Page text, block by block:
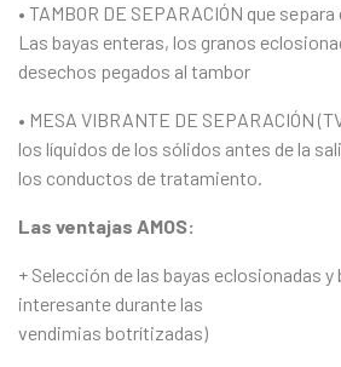
• TAMBOR DE SEPARACIÓN que
Las bayas enteras, los granos
desechos pegados al tambor
• MESA VIBRANTE DE SEPARACIÓN
los líquidos de los sólidos antes de la
los conductos de tratamiento.
Las ventajas AMOS:
+ Selección de las bayas eclosionadas
interesante durante las
vendimias botrítizadas)